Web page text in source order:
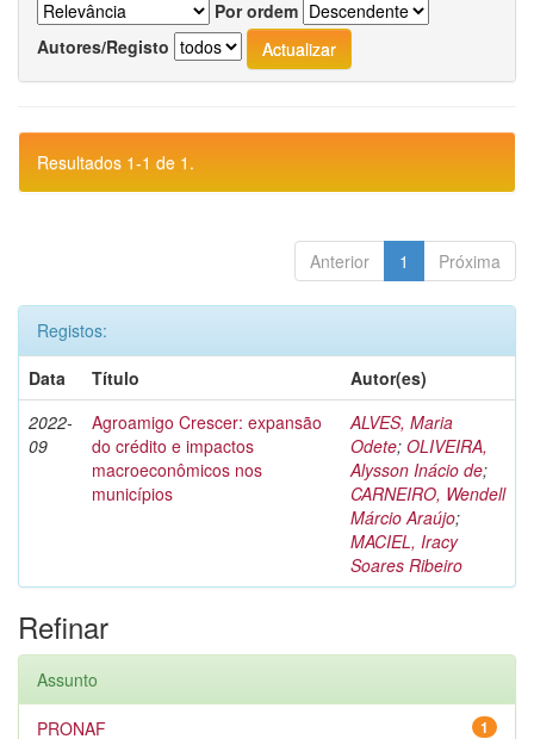
Por ordem
Autores/Registo
Resultados 1-1 de 1.
Anterior 1 Próxima
Registos:
Data
Título
Autor(es)
2022-
09
Agroamigo Crescer: expansão
do crédito e impactos
macroeconômicos nos
municípios
ALVES, Maria
Odete; OLIVEIRA,
Alysson Inácio de;
CARNEIRO, Wendell
Márcio Araújo;
MACIEL, Iracy
Soares Ribeiro
Refinar
Assunto
1
PRONAF